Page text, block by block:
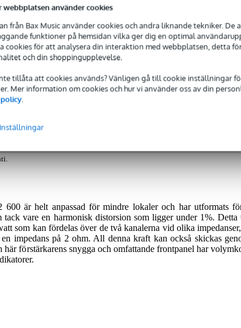
webbplatsen använder cookies
från Bax Music använder cookies och andra liknande tekniker. De
funktioner på hemsidan vilka ger dig en optimal
cookies för att analysera din interaktion med webbplatsen, detta
och din shoppingupplevelse.
tillåta att cookies används? Vänligen gå till cookie inställningar
Mer information om cookies och hur vi använder oss av din
.
600 är helt anpassad för mindre lokaler och har utformats
tack vare en harmonisk distorsion som ligger under 1%. Detta
som kan fördelas över de två kanalerna vid olika
impedans på 2 ohm. All denna kraft kan också skickas
förstärkarens snygga och omfattande frontpanel har